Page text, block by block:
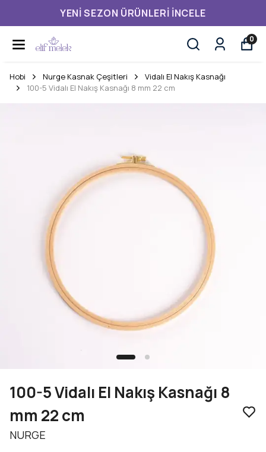
YENI SEZON ÜRÜNLERI İNCELE
0
Hobi Nurge Kasnak Çeşitleri
Vidalı El Nakış Kasnağı
100-5 Vidalı El Nakış Kasnağı 8 mm 22 cm
100-5 Vidalı El Nakış Kasnağı 8
mm 22 cm
NURGE